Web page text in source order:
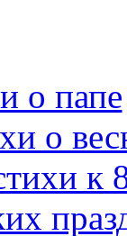
о папе
о
к